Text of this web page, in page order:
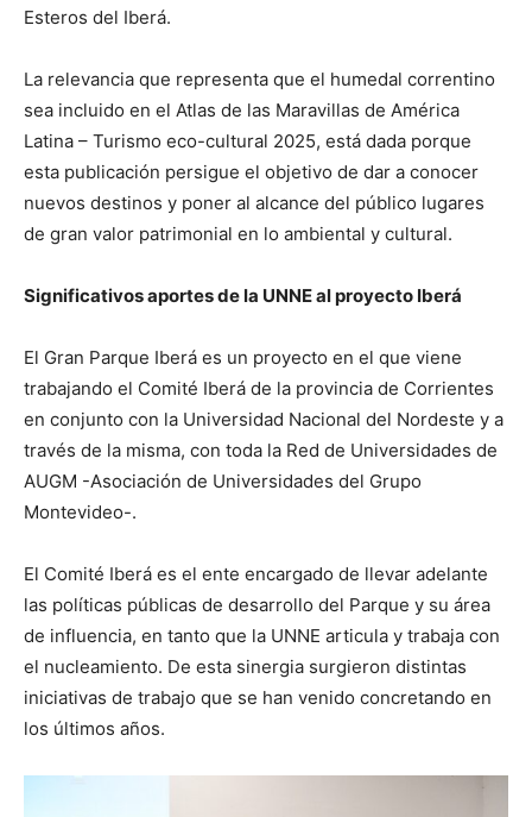
Esteros del Iberá.
La relevancia que representa que el humedal correntino
sea incluido en el Atlas de las Maravillas de América
Latina – Turismo eco-cultural 2025, está dada porque
esta publicación persigue el objetivo de dar a conocer
nuevos destinos y poner al alcance del público lugares
de gran valor patrimonial en lo ambiental y cultural.
Significativos aportes de la UNNE al proyecto Iberá
El Gran Parque Iberá es un proyecto en el que viene
trabajando el Comité Iberá de la provincia de Corrientes
en conjunto con la Universidad Nacional del Nordeste y a
través de la misma, con toda la Red de Universidades de
AUGM -Asociación de Universidades del Grupo
Montevideo-.
El Comité Iberá es el ente encargado de llevar adelante
las políticas públicas de desarrollo del Parque y su área
de influencia, en tanto que la UNNE articula y trabaja con
el nucleamiento. De esta sinergia surgieron distintas
iniciativas de trabajo que se han venido concretando en
los últimos años.